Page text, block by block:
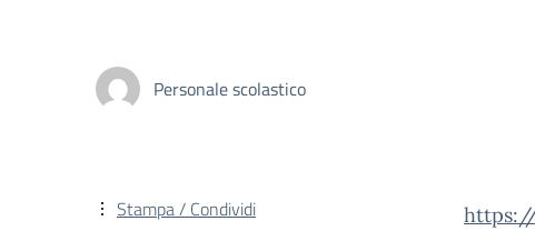
Personale scolastico
Stampa / Condividi